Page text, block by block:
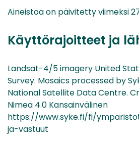
Aineistoa on päivitetty viimeksi
Käyttörajoitteet ja
Landsat-4/5 imagery United
Survey. Mosaics processed by
National Satellite Data Centre.
Nimeä 4.0 Kansainvälinen
https://www.syke.fi/fi/
ja-vastuut